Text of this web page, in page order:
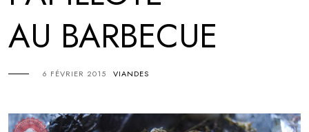
AU BARBECUE
6 FÉVRIER 2015 VIANDES